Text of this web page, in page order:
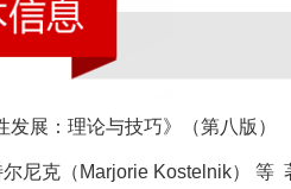
发展：理论与技巧》（第八版）
尔尼克（Marjorie Kostelnik） 等